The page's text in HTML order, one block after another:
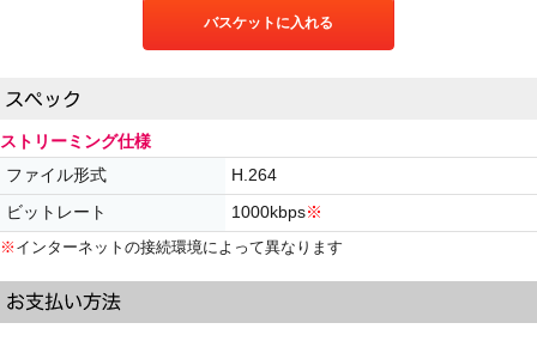
バスケットに入れる
ストリーミング仕様
ファイル形式 H.264
ビットレート 1000kbps※
※ インターネットの接続環境によって異なります